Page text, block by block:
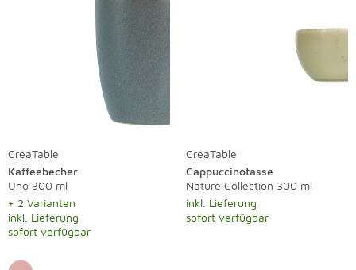
CreaTable
Kaffeebecher
Uno 300 ml
+ 2 Varianten
inkl. Lieferung
sofort verfügbar
CreaTable
Cappuccinotasse
Nature Collection 300 ml
inkl. Lieferung
sofort verfügbar